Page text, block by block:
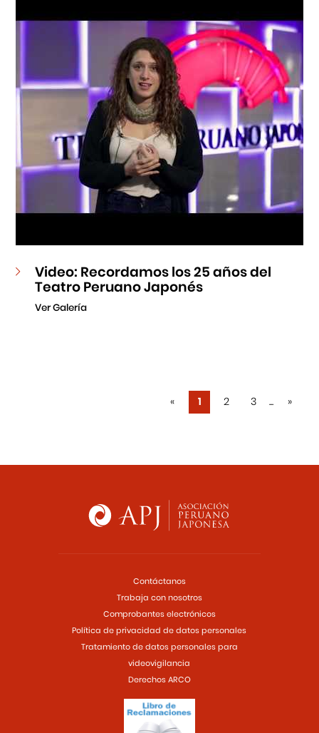
Video: Recordamos los 25 años del
Teatro Peruano Japonés
Ver Galería
« 1 2 3 ... »
Contáctanos
Trabaja con nosotros
Comprobantes electrónicos
Política de privacidad de datos personales
Tratamiento de datos personales para
videovigilancia
Derechos ARCO